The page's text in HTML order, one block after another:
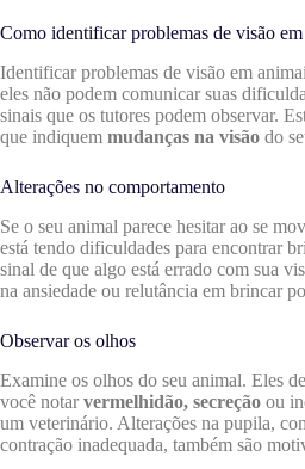
Como identificar problemas de visão
Identificar problemas de visão em
eles não podem comunicar suas
sinais que os tutores podem observar.
que indiquem mudanças na visão do
Alterações no comportamento
Se o seu animal parece hesitar ao se
está tendo dificuldades para encontrar
sinal de que algo está errado com sua
na ansiedade ou relutância em brincar
Observar os olhos
Examine os olhos do seu animal. Eles
você notarvermelhidão, secreção ou
um veterinário. Alterações na pupila,
contração inadequada, também são